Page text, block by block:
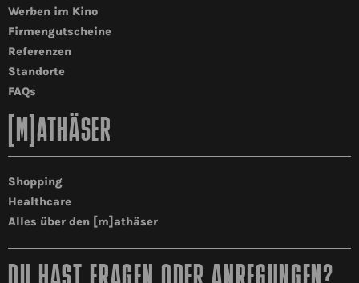
Werben im Kino
Firmengutscheine
Referenzen
Standorte
FAQs
[M]ATHÄSER
Shopping
Healthcare
Alles über den [m]athäser